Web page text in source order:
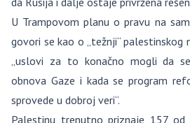
U Trampovom planu o pravu na
govori se kao o „težnji“ palestinskog
„uslovi za to konačno mogli da
obnova Gaze i kada se program
sprovede u dobroj veri“.
Palestinu trenutno priznaje 157 od